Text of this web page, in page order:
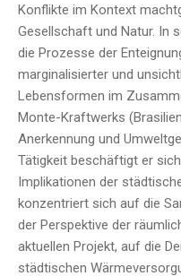
Konflikte im Kontext
Gesellschaft und Natur. In
die Prozesse der
marginalisierter und
Lebensformen im
Monte-Kraftwerks
Anerkennung und
Tätigkeit beschäftigt er
Implikationen der
konzentriert sich auf die
der Perspektive der
aktuellen Projekt, auf die
städtischen